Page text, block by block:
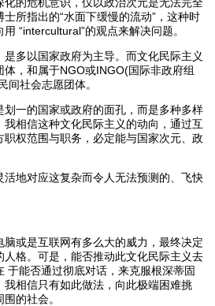
所指出的“水面下缓慢的流动”，这种时
“intercultural”的观点来解决问题。
多以国家政府为主导。而文化民际主义
，和属于NGO或INGO(国际非政府组
间社会志愿团体。
一的国家或政府的面孔，而是多种多样
相信这种文化民际主义的动向，通过互
权范围与职务，必定能与国家次元、政
地对应这复杂而令人无法预测的、飞快
或是互联网有多么大的威力，最终决定
格。可是，能否推动此文化民际主义去
于能否通过彻底对话，来克服根深蒂固
相信只有如此做法，向此极端困难挑
的社会。